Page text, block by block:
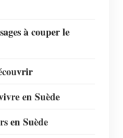
à couper le
en Suède
en Suède